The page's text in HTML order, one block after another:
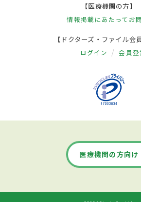
【医療機関の方】
情報掲載にあたって お
【ドクターズ・ファイル会
ログイン 会員登
医療機関の方向